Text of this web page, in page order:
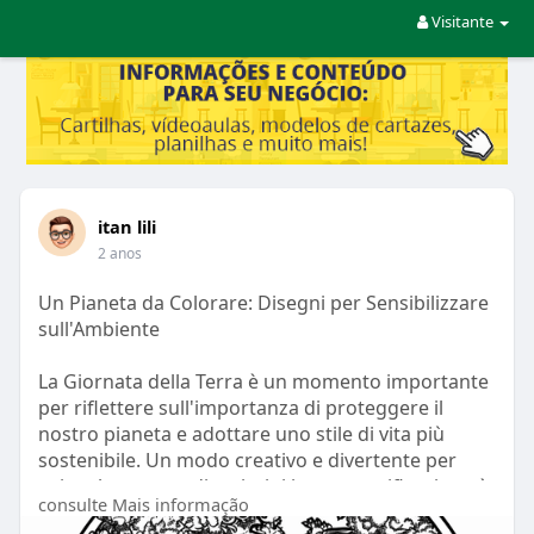
Visitante
itan lili
2 anos
Un Pianeta da Colorare: Disegni per Sensibilizzare
sull'Ambiente
La Giornata della Terra è un momento importante
per riflettere sull'importanza di proteggere il
nostro pianeta e adottare uno stile di vita più
sostenibile. Un modo creativo e divertente per
coinvolgere grandi e piccini in questa riflessione è
attraverso i disegni da colorare.
consulte Mais informação